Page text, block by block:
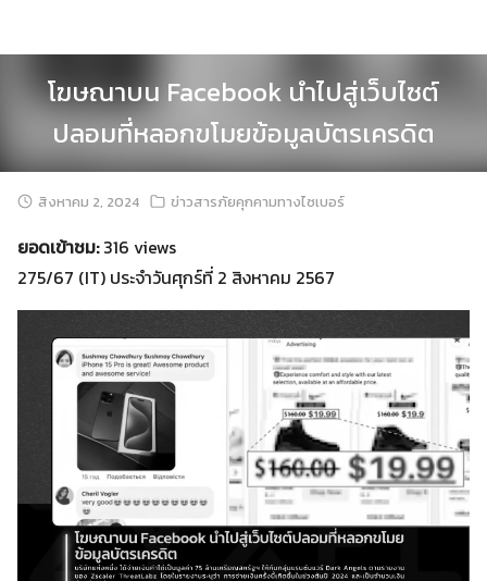
โฆษณาบน Facebook นำไปสู่เว็บไซต์
ปลอมที่หลอกขโมยข้อมูลบัตรเครดิต
สิงหาคม 2, 2024 ข่าวสารภัยคุกคามทางไซเบอร์
ยอดเข้าชม:316 views
275/67 (IT) ประจำวันศุกร์ที่ 2 สิงหาคม 2567